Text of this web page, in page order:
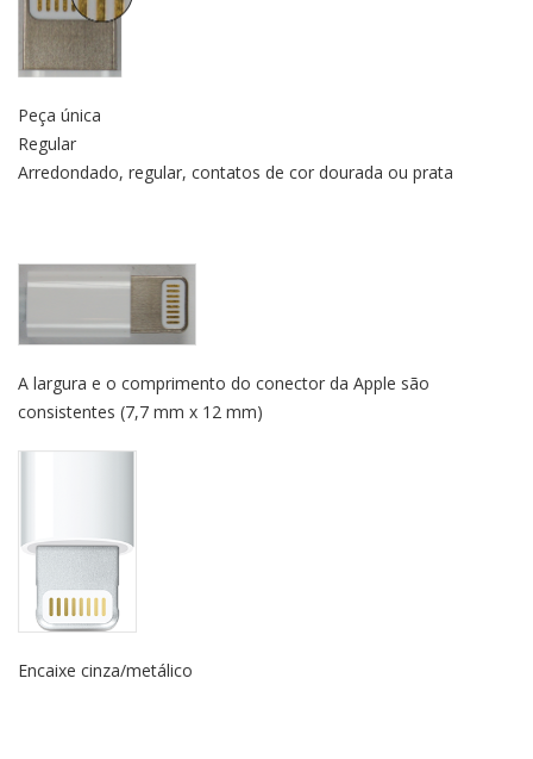
Peça única
Regular
Arredondado, regular, contatos de cor dourada ou prata
A largura e o comprimento do conector da Apple são
consistentes (7,7 mm x 12 mm)
Encaixe cinza/metálico